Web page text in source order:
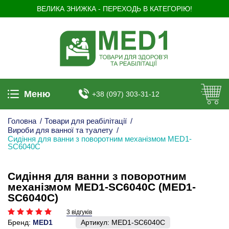
ВЕЛИКА ЗНИЖКА - ПЕРЕХОДЬ В КАТЕГОРІЮ!
Меню +38 (097) 303-31-12
Головна / Товари для реабілітації /
Вироби для ванної та туалету /
Сидіння для ванни з поворотним механізмом MED1-
SC6040C
Сидіння для ванни з поворотним
механізмом MED1-SC6040C (MED1-
SC6040C)
3 відгуків
Бренд: MED1 Артикул: MED1-SC6040C